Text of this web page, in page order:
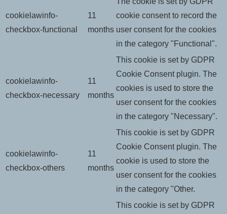
cookielawinfo-
checkbox-functional
11
months
cookie consent to record the
user consent for the cookies
in the category "Functional".
cookielawinfo-
checkbox-necessary
11
months
This cookie is set by GDPR
Cookie Consent plugin. The
cookies is used to store the
user consent for the cookies
in the category "Necessary".
cookielawinfo-
checkbox-others
11
months
This cookie is set by GDPR
Cookie Consent plugin. The
cookie is used to store the
user consent for the cookies
in the category "Other.
This cookie is set by GDPR